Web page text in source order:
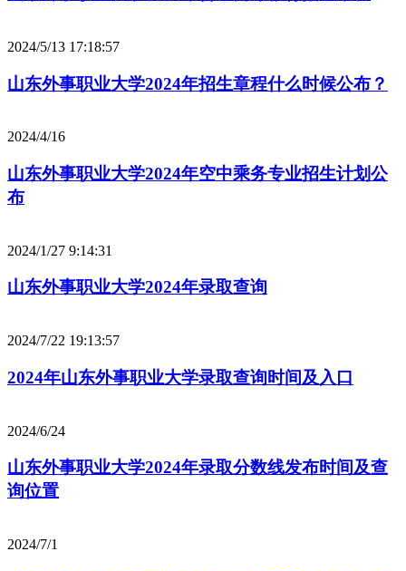
2024/5/13 17:18:57
山东外事职业大学2024年招生章程什么时候公布？
2024/4/16
山东外事职业大学2024年空中乘务专业招生计划公
布
2024/1/27 9:14:31
山东外事职业大学2024年录取查询
2024/7/22 19:13:57
2024年山东外事职业大学录取查询时间及入口
2024/6/24
山东外事职业大学2024年录取分数线发布时间及查
询位置
2024/7/1